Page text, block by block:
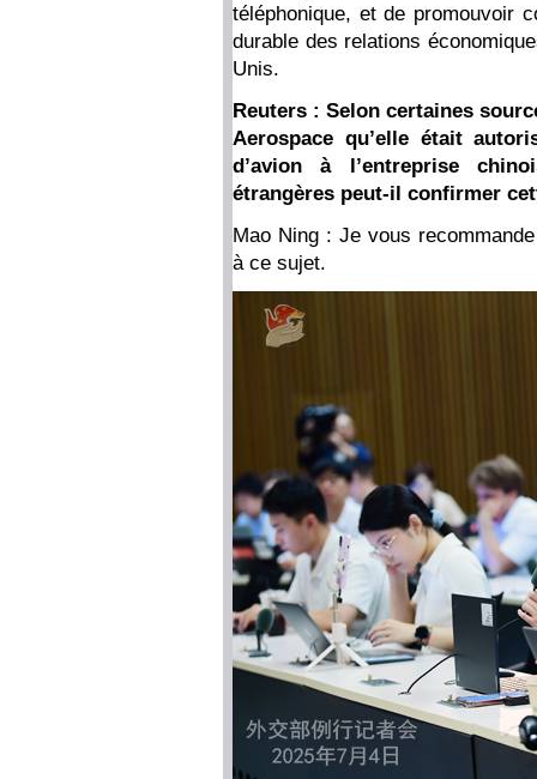
téléphonique, et de promouvoir
durable des relations
Unis.
Reuters : Selon certaines
Aerospace qu’elle était
d’avion à l’entreprise
étrangères peut-il confirmer
Mao Ning : Je vous
à ce sujet.